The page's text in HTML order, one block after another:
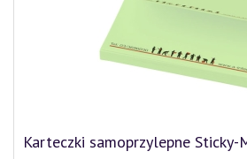
Karteczki samoprzylepne